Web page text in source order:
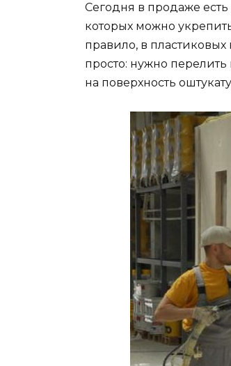
Сегодня в продаже
которых можно
правило, в
просто: нужно
на поверхность